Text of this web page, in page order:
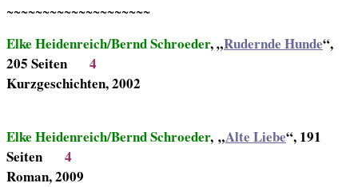
~~~~~~~~~~~~~~~~~~~~
Elke Heidenreich/Bernd Schroeder, „Rudernde Hunde“,
205 Seiten 4
Kurzgeschichten, 2002
Elke Heidenreich/Bernd Schroeder, „Alte Liebe“, 191
Seiten 4
Roman, 2009